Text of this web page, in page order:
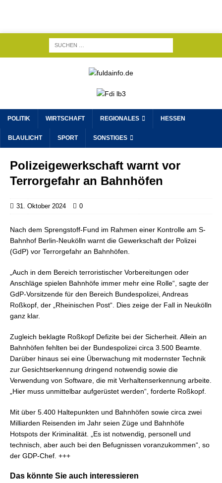
POLITIK WIRTSCHAFT REGIONALES HESSEN
BLAULICHT SPORT SONSTIGES
Polizeigewerkschaft warnt vor
Terrorgefahr an Bahnhöfen
31. Oktober 2024 0
Nach dem Sprengstoff-Fund im Rahmen einer Kontrolle am S-
Bahnhof Berlin-Neukölln warnt die Gewerkschaft der Polizei
(GdP) vor Terrorgefahr an Bahnhöfen.
„Auch in dem Bereich terroristischer Vorbereitungen oder
Anschläge spielen Bahnhöfe immer mehr eine Rolle“, sagte der
GdP-Vorsitzende für den Bereich Bundespolizei, Andreas
Roßkopf, der „Rheinischen Post“. Dies zeige der Fall in Neukölln
ganz klar.
Zugleich beklagte Roßkopf Defizite bei der Sicherheit. Allein an
Bahnhöfen fehlten bei der Bundespolizei circa 3.500 Beamte.
Darüber hinaus sei eine Überwachung mit modernster Technik
zur Gesichtserkennung dringend notwendig sowie die
Verwendung von Software, die mit Verhaltenserkennung arbeite.
„Hier muss unmittelbar aufgerüstet werden“, forderte Roßkopf.
Mit über 5.400 Haltepunkten und Bahnhöfen sowie circa zwei
Milliarden Reisenden im Jahr seien Züge und Bahnhöfe
Hotspots der Kriminalität. „Es ist notwendig, personell und
technisch, aber auch bei den Befugnissen voranzukommen“, so
der GDP-Chef. +++
Das könnte Sie auch interessieren